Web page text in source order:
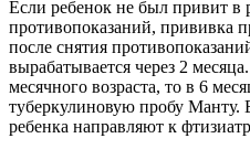
Если ребенок не был привит в
противопоказаний, прививка
после снятия
вырабатывается через 2
месячного возраста, то в 6
туберкулиновую пробу Манту.
ребенка направляют к